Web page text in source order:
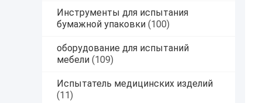
Инструменты для испытания
бумажной упаковки (100)
оборудование для испытаний
мебели (109)
Испытатель медицинских изделий
(11)